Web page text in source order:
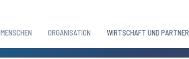
MENSCHEN ORGANISATION WIRTSCHAFT UND PARTNER